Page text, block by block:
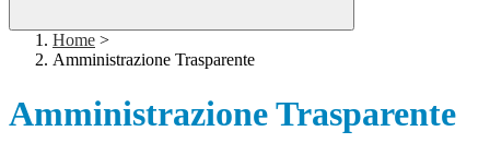
Home >
Amministrazione Trasparente
Amministrazione Trasparente